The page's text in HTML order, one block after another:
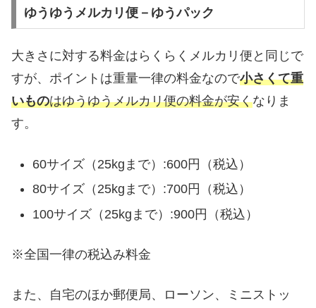
ゆうゆうメルカリ便－ゆうパック
大きさに対する料金はらくらくメルカリ便と同じで
すが、ポイントは重量一律の料金なので小さくて重
いものはゆうゆうメルカリ便の料金が安くなりま
す。
60サイズ（25kgまで）:600円（税込）
80サイズ（25kgまで）:700円（税込）
100サイズ（25kgまで）:900円（税込）
※全国一律の税込み料金
また、自宅のほか郵便局、ローソン、ミニストッ